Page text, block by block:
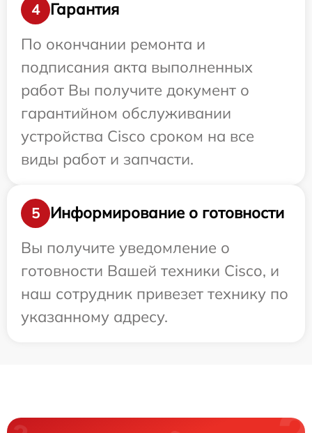
4
Гарантия
По окончании ремонта и
подписания акта выполненных
работ Вы получите документ о
гарантийном обслуживании
устройства Cisco сроком на все
виды работ и запчасти.
5
Информирование о готовности
Вы получите уведомление о
готовности Вашей техники Cisco, и
наш сотрудник привезет технику по
указанному адресу.